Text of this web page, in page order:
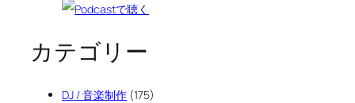
カテゴリー
DJ / 音楽制作 (175)